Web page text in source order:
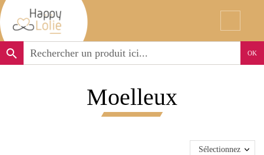
search OK
Moelleux
Sélectionnez